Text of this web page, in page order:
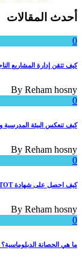
أحدث المقالات
0
كيف تتقن إدارة المشاريع
By Reham hosny
0
كيف تنعكس البيئة المدرسية
By Reham hosny
0
كيف احصل على شهادة TOT معتمدة ؟
By Reham hosny
0
ما هي الحصانة